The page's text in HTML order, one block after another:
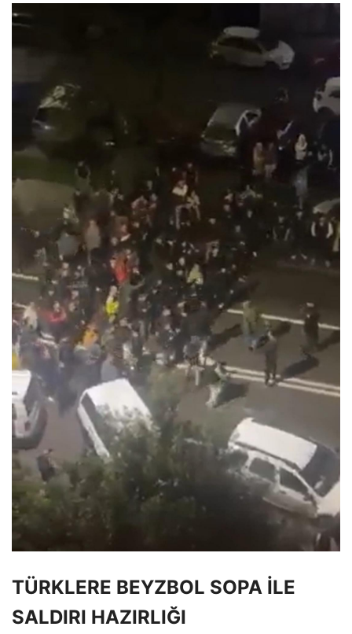
TÜRKLERE BEYZBOL SOPA İLE
SALDIRI HAZIRLIĞI